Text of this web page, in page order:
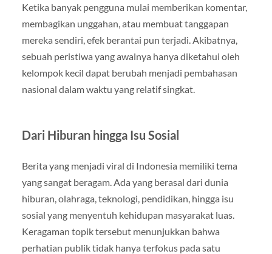
Ketika banyak pengguna mulai memberikan komentar,
membagikan unggahan, atau membuat tanggapan
mereka sendiri, efek berantai pun terjadi. Akibatnya,
sebuah peristiwa yang awalnya hanya diketahui oleh
kelompok kecil dapat berubah menjadi pembahasan
nasional dalam waktu yang relatif singkat.
Dari Hiburan hingga Isu Sosial
Berita yang menjadi viral di Indonesia memiliki tema
yang sangat beragam. Ada yang berasal dari dunia
hiburan, olahraga, teknologi, pendidikan, hingga isu
sosial yang menyentuh kehidupan masyarakat luas.
Keragaman topik tersebut menunjukkan bahwa
perhatian publik tidak hanya terfokus pada satu